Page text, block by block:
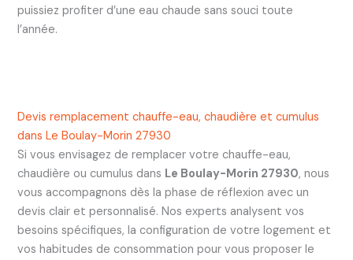
puissiez profiter d’une eau chaude sans souci toute
l’année.
Devis remplacement chauffe-eau, chaudière et cumulus
dans Le Boulay-Morin 27930
Si vous envisagez de remplacer votre chauffe-eau,
chaudière ou cumulus dans Le Boulay-Morin 27930, nous
vous accompagnons dès la phase de réflexion avec un
devis clair et personnalisé. Nos experts analysent vos
besoins spécifiques, la configuration de votre logement et
vos habitudes de consommation pour vous proposer le